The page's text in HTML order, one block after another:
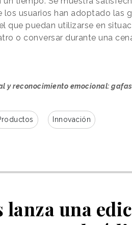
usuarios han adoptado las
que puedan utilizarse en
o conversar durante una
y reconocimiento emocional:
Innovación
una